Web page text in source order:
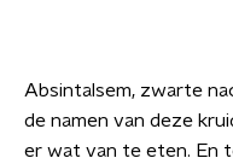
Absintalsem, zwarte
de namen van deze
er wat van te eten. En